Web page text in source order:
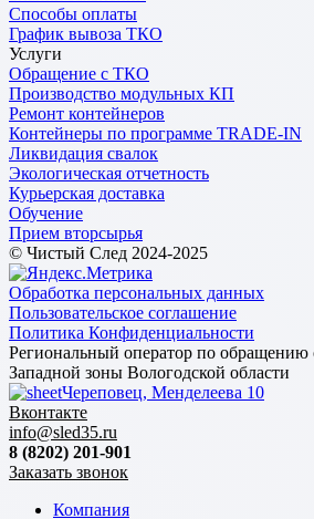
Способы оплаты
График вывоза ТКО
Услуги
Обращение с ТКО
Производство модульных КП
Ремонт контейнеров
Контейнеры по программе TRADE-IN
Ликвидация свалок
Экологическая отчетность
Курьерская доставка
Обучение
Прием вторсырья
© Чистый След 2024-2025
Обработка персональных данных
Пользовательское соглашение
Политика Конфиденциальности
Региональный оператор по
Западной зоны Вологодской области
Череповец, Менделеева 10
Вконтакте
info@sled35.ru
8 (8202) 201-901
Заказать звонок
Компания